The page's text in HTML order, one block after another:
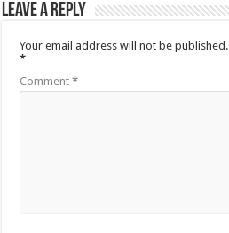
Leave a Reply
Your email address will not be published.
*
Comment *